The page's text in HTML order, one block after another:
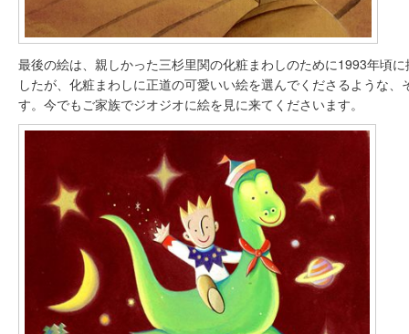
最後の絵は、親しかった三杉里関の化粧まわしのために1993年頃
したが、化粧まわしに正道の可愛いい絵を選んでくださるような
す。今でもご家族でジオジオに絵を見に来てくださいます。